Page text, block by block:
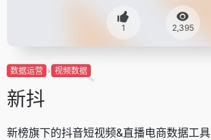
1 2,395
数据运营 视频数据
新抖
新榜旗下的抖音短视频&直播电商数据工具